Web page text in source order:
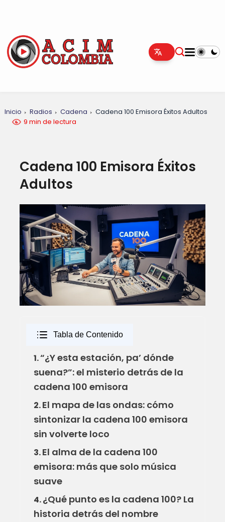
Inicio Radios Cadena
Cadena 100 Emisora Éxitos Adultos
9 min de lectura
Cadena 100 Emisora Éxitos
Adultos
Tabla de Contenido
1.“¿Y esta estación, pa’ dónde
suena?”: el misterio detrás de la
cadena 100 emisora
2.El mapa de las ondas: cómo
sintonizar la cadena 100 emisora
sin volverte loco
3.El alma de la cadena 100
emisora: más que solo música
suave
4.¿Qué punto es la cadena 100? La
historia detrás del nombre